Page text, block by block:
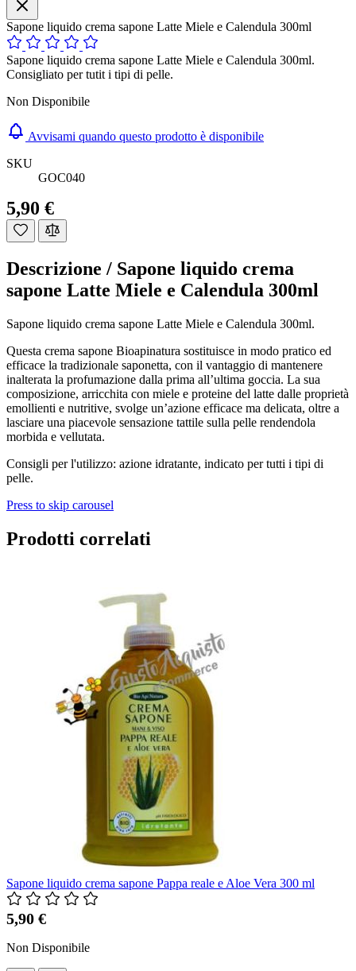
Sapone liquido crema sapone Latte Miele e Calendula 300ml
Sapone liquido crema sapone Latte Miele e Calendula 300ml.
Consigliato per tutit i tipi di pelle.
Non Disponibile
Avvisami quando questo prodotto è disponibile
SKU
GOC040
5,90 €
Descrizione / Sapone liquido crema
sapone Latte Miele e Calendula 300ml
Sapone liquido crema sapone Latte Miele e Calendula 300ml.
Questa crema sapone Bioapinatura sostituisce in modo pratico ed
efficace la tradizionale saponetta, con il vantaggio di mantenere
inalterata la profumazione dalla prima all’ultima goccia. La sua
composizione, arricchita con miele e proteine del latte dalle proprietà
emollienti e nutritive, svolge un’azione efficace ma delicata, oltre a
lasciare una piacevole sensazione tattile sulla pelle rendendola
morbida e vellutata.
Consigli per l'utilizzo: azione idratante, indicato per tutti i tipi di
pelle.
Press to skip carousel
Prodotti correlati
Sapone liquido crema sapone Pappa reale e Aloe Vera 300 ml
5,90 €
Non Disponibile